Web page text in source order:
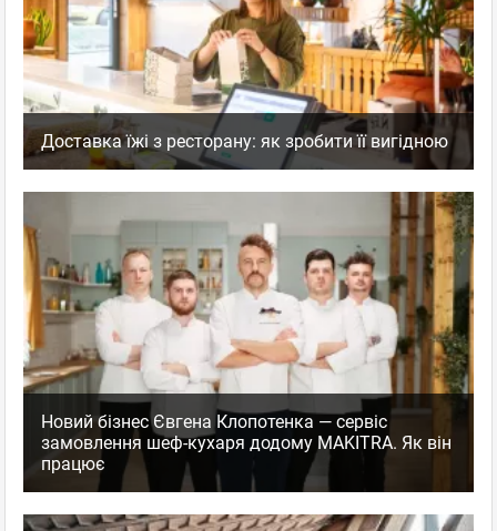
Доставка їжі з ресторану: як зробити її вигідною
Новий бізнес Євгена Клопотенка — сервіс
замовлення шеф-кухаря додому MAKITRA. Як він
працює